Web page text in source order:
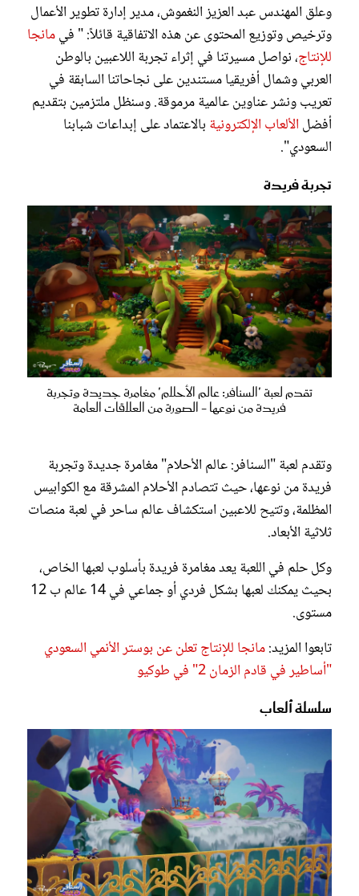
وعلق المهندس عبد العزيز النغموش، مدير إدارة تطوير الأعمال
وترخيص وتوزيع المحتوى عن هذه الاتفاقية قائلاً: " فيمانجا
للإنتاج، نواصل مسيرتنا في إثراء تجربة اللاعبين بالوطن
العربي وشمال أفريقيا مستندين على نجاحاتنا السابقة في
تعريب ونشر عناوين عالمية مرموقة. وسنظل ملتزمين بتقديم
أفضل الألعاب الإلكترونية بالاعتماد على إبداعات شبابنا
السعودي".
تجربة فريدة
تقدم لعبة 'السنافر: عالم الأحلام' مغامرة جديدة وتجربة
فريدة من نوعها - الصورة من العلاقات العامة
وتقدم لعبة "السنافر: عالم الأحلام" مغامرة جديدة وتجربة
فريدة من نوعها، حيث تتصادم الأحلام المشرقة مع الكوابيس
المظلمة، وتتيح للاعبين استكشاف عالم ساحر في لعبة منصات
ثلاثية الأبعاد.
وكل حلم في اللعبة يعد مغامرة فريدة بأسلوب لعبها الخاص،
بحيث يمكنك لعبها بشكل فردي أو جماعي في 14 عالم ب 12
مستوى.
تابعوا المزيد:مانجا للإنتاج تعلن عن بوستر الأنمي السعودي
"أساطير في قادم الزمان 2" في طوكيو
سلسلة ألعاب